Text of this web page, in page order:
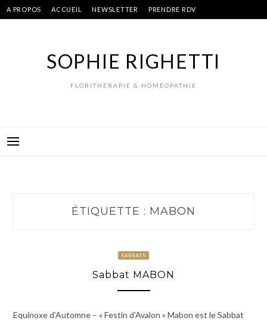
Skip
to
A PROPOS ACCUEIL NEWSLETTER PRENDRE RDV
SOPHIE RIGHETTI
FLORITHÉRAPIE & HOMÉOPATHIE
ÉTIQUETTE : MABON
SABBATS
Sabbat MABON
Equinoxe d’Automne – « Festin d’Avalon » Mabon est le Sabbat